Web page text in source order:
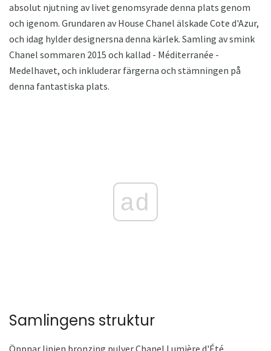
absolut njutning av livet genomsyrade denna plats genom
och igenom. Grundaren av House Chanel älskade Cote d'Azur,
och idag hylder designersna denna kärlek. Samling av smink
Chanel sommaren 2015 och kallad - Méditerranée -
Medelhavet, och inkluderar färgerna och stämningen på
denna fantastiska plats.
ad
Samlingens struktur
Öppnar linjen bronzing pulver Chanel Lumière d'Été